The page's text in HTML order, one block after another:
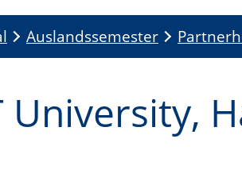
Auslandssemester
University,